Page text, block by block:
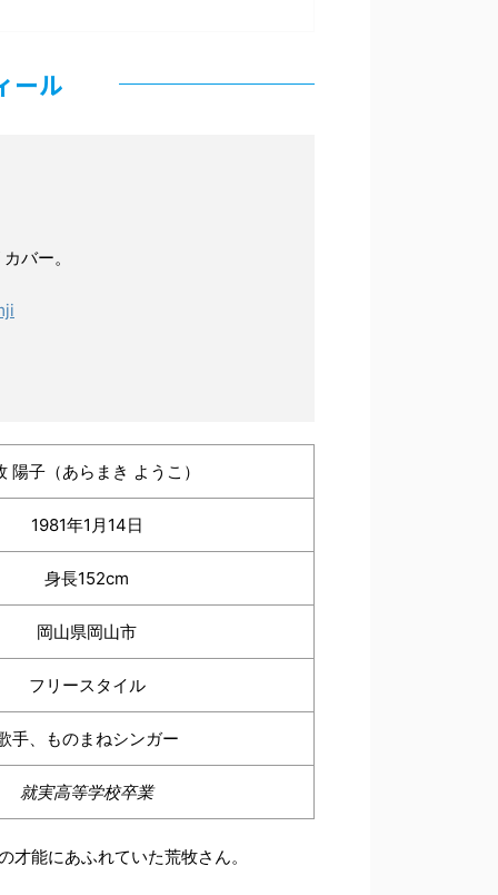
ール
バー。
陽子（あらまき ようこ）
1981年1月14日
身長152cm
岡山県岡山市
フリースタイル
手、ものまねシンガー
就実高等学校卒業
能にあふれていた荒牧さん。